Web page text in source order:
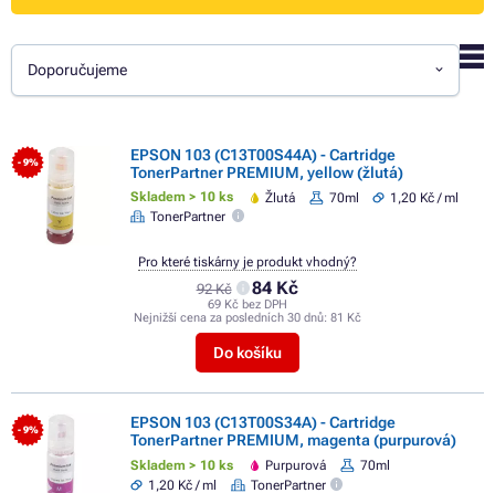
Doporučujeme
- 9%
EPSON 103 (C13T00S44A) - Cartridge
TonerPartner PREMIUM, yellow (žlutá)
Skladem > 10 ks Žlutá 70ml
1,20 Kč / ml
TonerPartner
92 Kč 84 Kč
69 Kč bez DPH
Nejnižší cena za posledních 30 dnů: 81 Kč
Do košíku
Pro které tiskárny je produkt vhodný?
- 9%
EPSON 103 (C13T00S34A) - Cartridge
TonerPartner PREMIUM, magenta (purpurová)
Skladem > 10 ks Purpurová
70ml
1,20 Kč / ml
TonerPartner